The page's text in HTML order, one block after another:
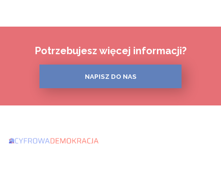
Potrzebujesz więcej informacji?
NAPISZ DO NAS